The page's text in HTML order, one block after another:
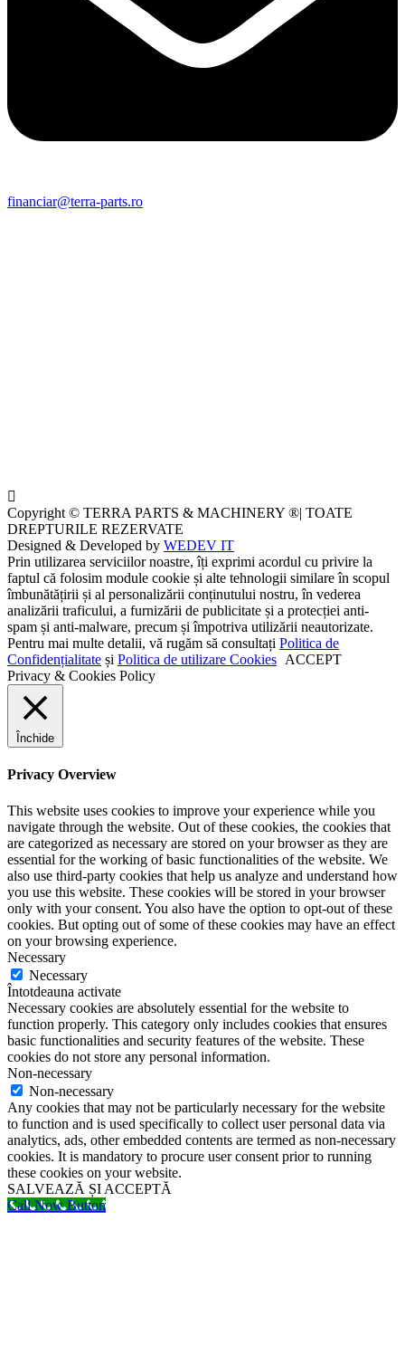
financiar@terra-parts.ro
Copyright © TERRA PARTS & MACHINERY ®| TOATE
DREPTURILE REZERVATE
Designed & Developed by WEDEV IT
Prin utilizarea serviciilor noastre, îți exprimi acordul cu privire la
faptul că folosim module cookie și alte tehnologii similare în scopul
îmbunătățirii și al personalizării conținutului nostru, în vederea
analizării traficului, a furnizării de publicitate și a protecției anti-
spam și anti-malware, precum și împotriva utilizării neautorizate.
Pentru mai multe detalii, vă rugăm să consultați Politica de
Confidențialitate și Politica de utilizare Cookies ACCEPT
Privacy & Cookies Policy
Închide
Privacy Overview
This website uses cookies to improve your experience while you
navigate through the website. Out of these cookies, the cookies that
are categorized as necessary are stored on your browser as they are
essential for the working of basic functionalities of the website. We
also use third-party cookies that help us analyze and understand how
you use this website. These cookies will be stored in your browser
only with your consent. You also have the option to opt-out of these
cookies. But opting out of some of these cookies may have an effect
on your browsing experience.
Necessary
Necessary
Întotdeauna activate
Necessary cookies are absolutely essential for the website to
function properly. This category only includes cookies that ensures
basic functionalities and security features of the website. These
cookies do not store any personal information.
Non-necessary
Non-necessary
Any cookies that may not be particularly necessary for the website
to function and is used specifically to collect user personal data via
analytics, ads, other embedded contents are termed as non-necessary
cookies. It is mandatory to procure user consent prior to running
these cookies on your website.
SALVEAZĂ ȘI ACCEPTĂ
Call Now Button